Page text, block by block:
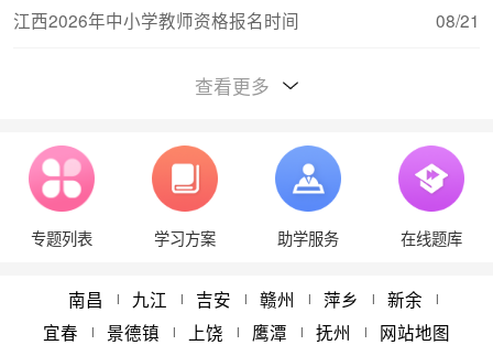
江西2026年中小学教师资格报名时间 08/21
江西教师资格证对普通话的要求
08/11
江西教师资格报考条件学历要求 08/21
2024年江西省教师资格认定体检时间 05/22
查看更多
专题列表 学习方案 助学服务 在线题库
南昌 | 九江 | 吉安 | 赣州 | 萍乡 | 新余 |
宜春 | 景德镇 | 上饶 | 鹰潭 | 抚州 |
网站地图